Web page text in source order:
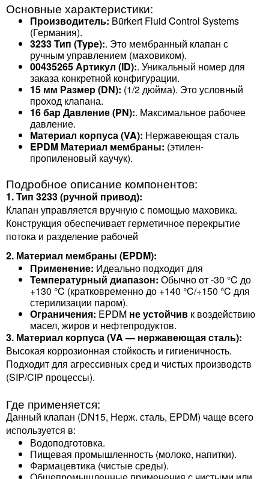
Основные характеристики:
Производитель: Bürkert Fluid Control Systems
(Германия).
3233Тип (Type):. Это мембранный клапан с
ручным управлением (маховиком).
00435265Артикул (ID):. Уникальный номер для
заказа конкретной конфигурации.
15 мм Размер (DN): (1/2 дюйма). Это условный
проход клапана.
16 барДавление (PN):. Максимальное рабочее
давление.
Материал корпуса (VA): Нержавеющая сталь
EPDM Материал мембраны: (этилен-
пропиленовый каучук).
Подробное описание компонентов:
1. Тип 3233 (ручной привод):
Клапан управляется вручную с помощью маховика.
Конструкция обеспечивает герметичное перекрытие
потока и разделение рабочей
2. Материал мембраны (EPDM):
Применение: Идеально подходит для
Температурный диапазон: Обычно от -30 °C до
+130 °C (кратковременно до +140 °C/+150 °C для
стерилизации паром).
Ограничения: EPDM не устойчив к воздействию
масел, жиров и нефтепродуктов.
3. Материал корпуса (VA — нержавеющая сталь):
Высокая коррозионная стойкость и гигиеничность.
Подходит для агрессивных сред и чистых производств
(SIP/CIP процессы).
Где применяется:
Данный клапан (DN15, Нерж. сталь, EPDM) чаще всего
используется в:
Водоподготовка.
Пищевая промышленность (молоко, напитки).
Фармацевтика (чистые среды).